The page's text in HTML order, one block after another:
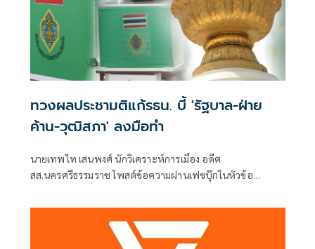
ทวงผลประชามติแก้รธน. บี้ 'รัฐบาล-ฝ่าย
ค้าน-วุฒิสภา' ลงมือทำ
นายเทพไท เสนพงศ์ นักวิเคราะห์การเมือง อดีต
สส.นครศรีธรรมราช โพสต์ข้อความผ่านเฟซบุ๊กในหัวข้อ